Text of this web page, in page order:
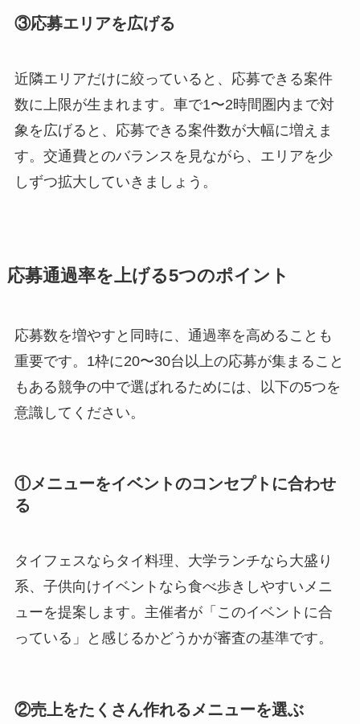
③応募エリアを広げる
近隣エリアだけに絞っていると、応募できる案件
数に上限が生まれます。車で1〜2時間圏内まで対
象を広げると、応募できる案件数が大幅に増えま
す。交通費とのバランスを見ながら、エリアを少
しずつ拡大していきましょう。
応募通過率を上げる5つのポイント
応募数を増やすと同時に、通過率を高めることも
重要です。1枠に20〜30台以上の応募が集まること
もある競争の中で選ばれるためには、以下の5つを
意識してください。
①メニューをイベントのコンセプトに合わせ
る
タイフェスならタイ料理、大学ランチなら大盛り
系、子供向けイベントなら食べ歩きしやすいメニ
ューを提案します。主催者が「このイベントに合
っている」と感じるかどうかが審査の基準です。
②売上をたくさん作れるメニューを選ぶ